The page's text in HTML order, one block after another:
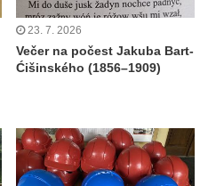
23. 7. 2026
Večer na počest Jakuba Bart-
Ćišinského (1856–1909)